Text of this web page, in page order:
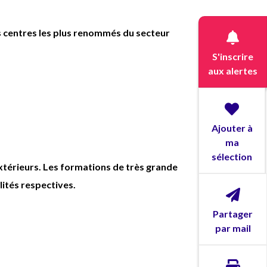
S'inscrire
aux alertes
Ajouter à
ma
sélection
Partager
par mail
les plus renommés du secteur
Les formations de très grande
respectives.